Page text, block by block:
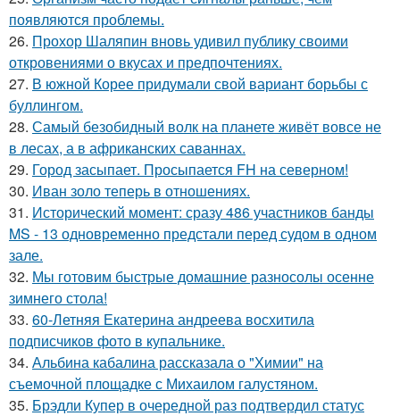
появляются проблемы.
26. Прохор Шаляпин вновь удивил публику своими
откровениями о вкусах и предпочтениях.
27. В южной Корее придумали свой вариант борьбы с
буллингом.
28. Самый безобидный волк на планете живёт вовсе не
в лесах, а в африканских саваннах.
29. Город засыпает. Просыпается FH на северном!
30. Иван золо теперь в отношениях.
31. Исторический момент: сразу 486 участников банды
MS - 13 одновременно предстали перед судом в одном
зале.
32. Мы готовим быстрые домашние разносолы осенне
зимнего стола!
33. 60-Летняя Екатерина андреева восхитила
подписчиков фото в купальнике.
34. Альбина кабалина рассказала о "Химии" на
съемочной площадке с Михаилом галустяном.
35. Брэдли Купер в очередной раз подтвердил статус